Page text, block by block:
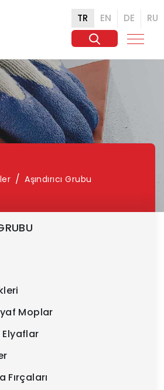
TR EN DE RU
Aşındırıcı Grubu
Moplar
Elyaflar
Fırçaları